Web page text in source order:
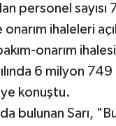
personel sayısı
ihaleleri
onarım
6 milyon 749
konuştu.
bulunan Sarı, "Bu